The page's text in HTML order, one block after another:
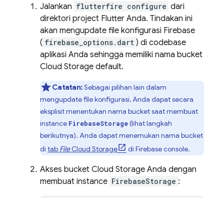
Jalankan flutterfire configure dari
direktori project Flutter Anda. Tindakan ini
akan mengupdate file konfigurasi Firebase
( firebase_options.dart ) di codebase
aplikasi Anda sehingga memiliki nama bucket
Cloud Storage default.
Catatan:Sebagai pilihan lain dalam
mengupdate file konfigurasi, Anda dapat secara
eksplisit menentukan nama bucket saat membuat
instance FirebaseStorage(lihat langkah
berikutnya). Anda dapat menemukan nama bucket
di tab File Cloud Storage di Firebaseconsole.
Akses bucket Cloud Storage Anda dengan
membuat instance FirebaseStorage :